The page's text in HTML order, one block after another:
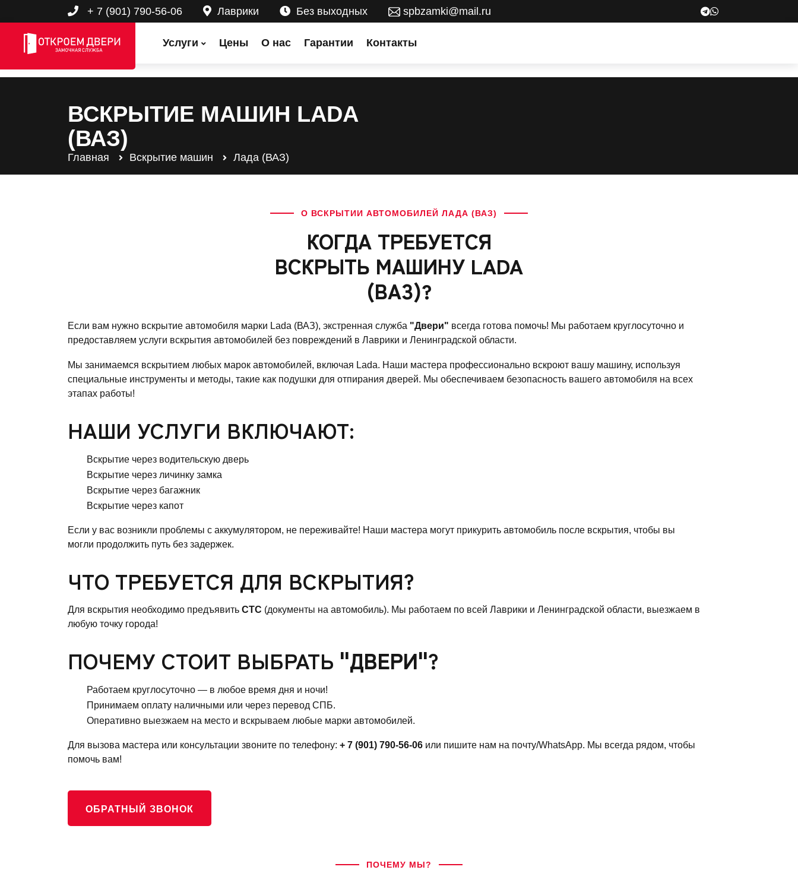
+ 7 (901) 790-56-06 Лаврики Без выходных spbzamki@mail.ru
Услуги Цены О нас Гарантии Контакты
ВСКРЫТИЕ МАШИН LADA
(ВАЗ)
Главная Вскрытие машин Лада (ВАЗ)
О ВСКРЫТИИ АВТОМОБИЛЕЙ ЛАДА (ВАЗ)
КОГДА ТРЕБУЕТСЯ
ВСКРЫТЬ МАШИНУ LADA
(ВАЗ)?
Если вам нужно вскрытие автомобиля марки Lada (ВАЗ), экстренная служба "Двери" всегда готова помочь! Мы работаем круглосуточно и
предоставляем услуги вскрытия автомобилей без повреждений в Лаврики и Ленинградской области.
Мы занимаемся вскрытием любых марок автомобилей, включая Lada. Наши мастера профессионально вскроют вашу машину, используя
специальные инструменты и методы, такие как подушки для отпирания дверей. Мы обеспечиваем безопасность вашего автомобиля на всех
этапах работы!
НАШИ УСЛУГИ ВКЛЮЧАЮТ:
Вскрытие через водительскую дверь
Вскрытие через личинку замка
Вскрытие через багажник
Вскрытие через капот
Если у вас возникли проблемы с аккумулятором, не переживайте! Наши мастера могут прикурить автомобиль после вскрытия, чтобы вы
могли продолжить путь без задержек.
ЧТО ТРЕБУЕТСЯ ДЛЯ ВСКРЫТИЯ?
Для вскрытия необходимо предъявить СТС (документы на автомобиль). Мы работаем по всей Лаврики и Ленинградской области, выезжаем в
любую точку города!
ПОЧЕМУ СТОИТ ВЫБРАТЬ "ДВЕРИ"?
Работаем круглосуточно — в любое время дня и ночи!
Принимаем оплату наличными или через перевод СПБ.
Оперативно выезжаем на место и вскрываем любые марки автомобилей.
Для вызова мастера или консультации звоните по телефону: + 7 (901) 790-56-06 или пишите нам на почту/WhatsApp. Мы всегда рядом, чтобы
помочь вам!
ОБРАТНЫЙ ЗВОНОК
ПОЧЕМУ МЫ?